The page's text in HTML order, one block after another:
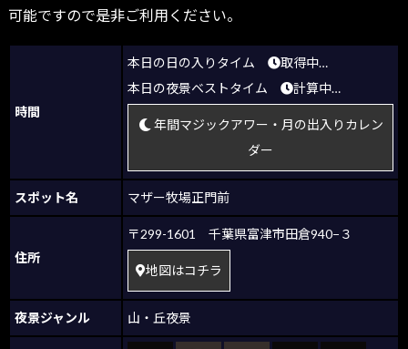
可能ですので是非ご利用ください。
時間
本日の日の入りタイム
取得中…
本日の夜景ベストタイム
計算中…
年間マジックアワー・月の出入りカレン
ダー
スポット名 マザー牧場正門前
住所
〒299-1601 千葉県富津市田倉940−３
地図はコチラ
夜景ジャンル 山・丘夜景